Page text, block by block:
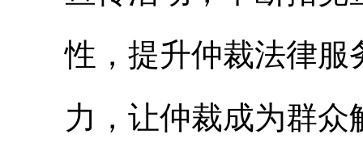
性，提升仲裁法律服
力，让仲裁成为群